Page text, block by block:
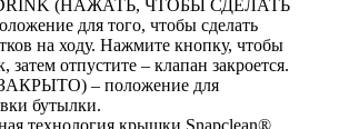
DRINK (НАЖАТЬ, ЧТОБЫ СДЕЛАТЬ
для того, чтобы сделать
на ходу. Нажмите кнопку, чтобы
затем отпустите – клапан закроется.
– положение для
бутылки.
технология крышки Snapclean®